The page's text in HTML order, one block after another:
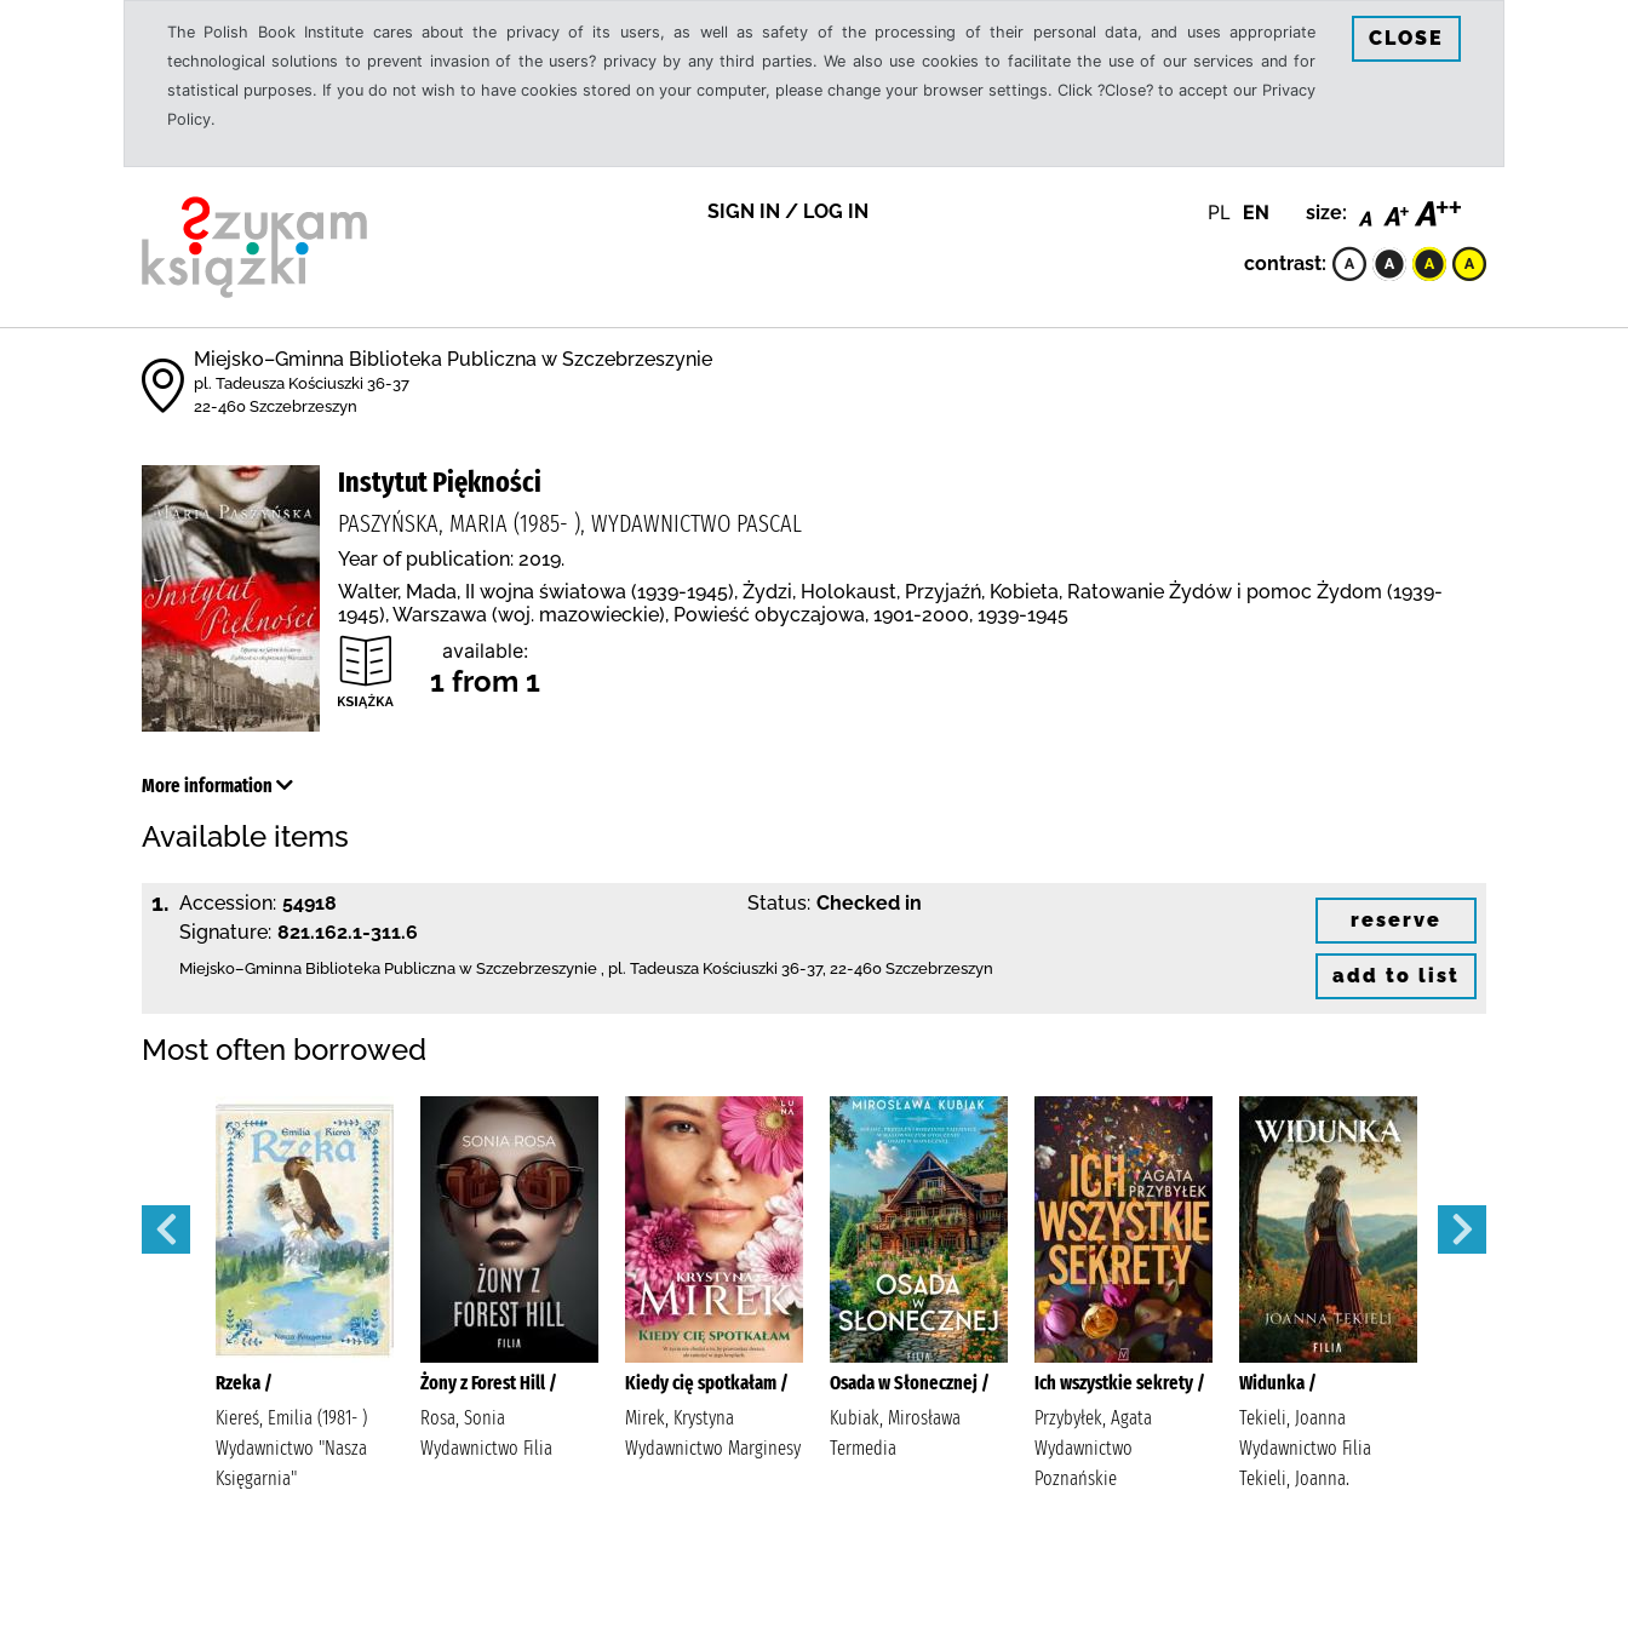
The Polish Book Institute cares about the privacy of its users, as well as safety of the processing of their personal data, and uses appropriate
technological solutions to prevent invasion of the users? privacy by any third parties. We also use cookies to facilitate the use of our services and for
statistical purposes. If you do not wish to have cookies stored on your computer, please change your browser settings. Click ?Close? to accept our Privacy
Policy.
CLOSE
SIGN IN / LOG IN PL EN size:
contrast:
Miejsko–Gminna Biblioteka Publiczna w Szczebrzeszynie
pl. Tadeusza Kościuszki 36-37
22-460 Szczebrzeszyn
Instytut Piękności
PASZYŃSKA, MARIA (1985- ), WYDAWNICTWO PASCAL
Year of publication: 2019.
Walter, Mada, II wojna światowa (1939-1945), Żydzi, Holokaust, Przyjaźń, Kobieta, Ratowanie Żydów i pomoc Żydom (1939-
1945), Warszawa (woj. mazowieckie), Powieść obyczajowa, 1901-2000, 1939-1945
available:
1 from 1
More information
Available items
1. Accession: 54918
Signature: 821.162.1-311.6
Status: Checked in
Miejsko–Gminna Biblioteka Publiczna w Szczebrzeszynie , pl. Tadeusza Kościuszki 36-37, 22-460 Szczebrzeszyn
reserve
add to list
Most often borrowed
Rzeka /
Kiereś, Emilia (1981- )
Wydawnictwo "Nasza
Księgarnia"
Żony z Forest Hill /
Rosa, Sonia
Wydawnictwo Filia
Kiedy cię spotkałam /
Mirek, Krystyna
Wydawnictwo Marginesy
Osada w Słonecznej /
Kubiak, Mirosława
Termedia
Ich wszystkie sekrety /
Przybyłek, Agata
Wydawnictwo
Poznańskie
Widunka /
Tekieli, Joanna
Wydawnictwo Filia
Tekieli, Joanna.